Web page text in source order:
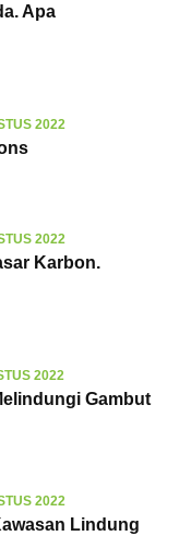
Apa
2022
2022
Karbon.
2022
Gambut
2022
Lindung